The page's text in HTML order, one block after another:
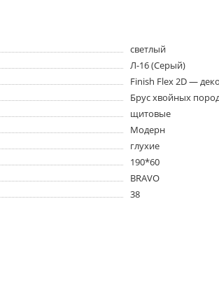
светлый
Л-16 (Серый)
Finish Flex 2D —
Брус хвойных
щитовые
Модерн
глухие
190*60
BRAVO
38